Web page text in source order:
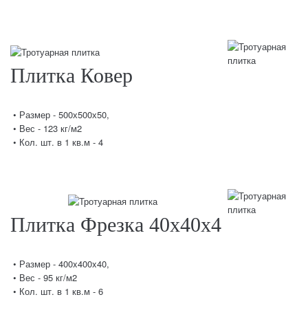
Плитка Ковер
• Размер - 500х500х50,
• Вес - 123 кг/м2
• Кол. шт. в 1 кв.м - 4
Плитка Фрезка 40х40х4
• Размер - 400x400x40,
• Вес - 95 кг/м2
• Кол. шт. в 1 кв.м - 6